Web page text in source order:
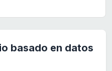
basado en datos